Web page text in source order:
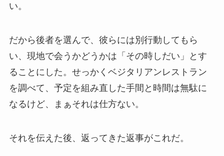
い。
だから後者を選んで、彼らには別行動してもら
い、現地で会うかどうかは「その時しだい」とす
ることにした。せっかくベジタリアンレストラン
を調べて、予定を組み直した手間と時間は無駄に
なるけど、まぁそれは仕方ない。
それを伝えた後、返ってきた返事がこれだ。